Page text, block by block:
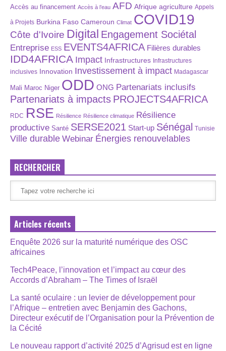
Accès au financement Accès à l’eau AFD Afrique agriculture Appels
à Projets Burkina Faso Cameroun Climat COVID19
Côte d'Ivoire Digital Engagement Sociétal
Entreprise ESS EVENTS4AFRICA Filières durables
IDD4AFRICA Impact Infrastructures Infrastructures
inclusives Innovation Investissement à impact Madagascar
Mali Maroc Niger ODD ONG Partenariats inclusifs
Partenariats à impacts PROJECTS4AFRICA
RDC RSE Résilience Résilience climatique Résilience
productive Santé SERSE2021 Start-up Sénégal Tunisie
Ville durable Webinar Énergies renouvelables
RECHERCHER
Articles récents
Enquête 2026 sur la maturité numérique des OSC
africaines
Tech4Peace, l’innovation et l’impact au cœur des
Accords d’Abraham – The Times of Israël
La santé oculaire : un levier de développement pour
l’Afrique – entretien avec Benjamin des Gachons,
Directeur exécutif de l’Organisation pour la Prévention de
la Cécité
Le nouveau rapport d’activité 2025 d’Agrisud est en ligne